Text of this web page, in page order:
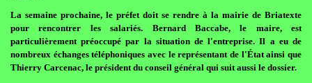
La semaine prochaine, le préfet doit se rendre à la mairie de Briatexte
pour rencontrer les salariés. Bernard Baccabe, le maire, est
particulièrement préoccupé par la situation de l'entreprise. Il a eu de
nombreux échanges téléphoniques avec le représentant de l'État ainsi que
Thierry Carcenac, le président du conseil général qui suit aussi le dossier.